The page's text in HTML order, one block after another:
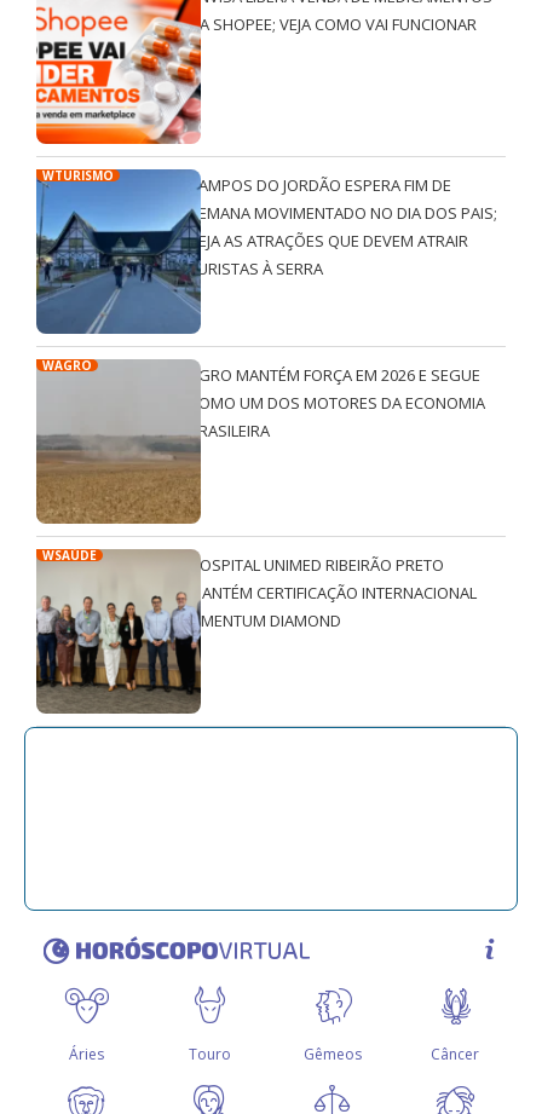
NA SHOPEE; VEJA COMO VAI FUNCIONAR
WTURISMO
CAMPOS DO JORDÃO ESPERA FIM DE
SEMANA MOVIMENTADO NO DIA DOS PAIS;
VEJA AS ATRAÇÕES QUE DEVEM ATRAIR
TURISTAS À SERRA
WAGRO
AGRO MANTÉM FORÇA EM 2026 E SEGUE
COMO UM DOS MOTORES DA ECONOMIA
BRASILEIRA
WSAÚDE
HOSPITAL UNIMED RIBEIRÃO PRETO
MANTÉM CERTIFICAÇÃO INTERNACIONAL
QMENTUM DIAMOND